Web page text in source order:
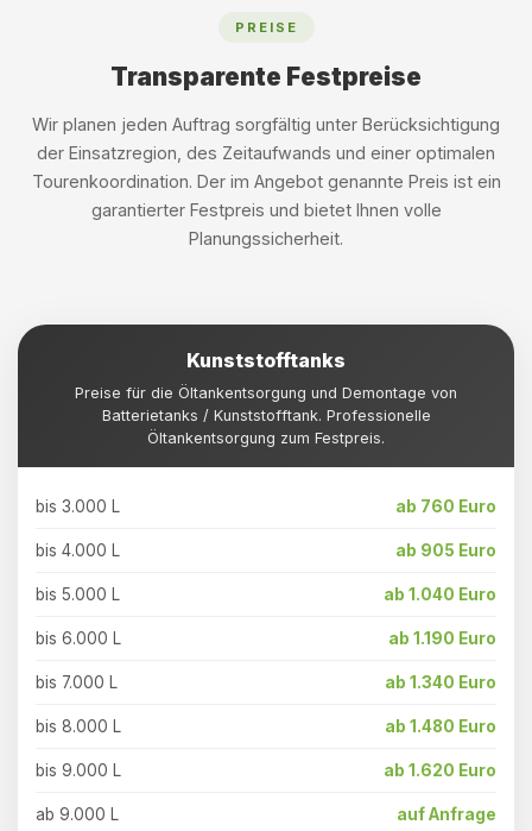
PREISE
Transparente Festpreise
Wir planen jeden Auftrag sorgfältig unter Berücksichtigung
der Einsatzregion, des Zeitaufwands und einer optimalen
Tourenkoordination. Der im Angebot genannte Preis ist ein
garantierter Festpreis und bietet Ihnen volle
Planungssicherheit.
Kunststofftanks
Preise für die Öltankentsorgung und Demontage von
Batterietanks / Kunststofftank. Professionelle
Öltankentsorgung zum Festpreis.
bis 3.000 L ab 760 Euro
bis 4.000 L ab 905 Euro
bis 5.000 L ab 1.040 Euro
bis 6.000 L ab 1.190 Euro
bis 7.000 L ab 1.340 Euro
bis 8.000 L ab 1.480 Euro
bis 9.000 L ab 1.620 Euro
ab 9.000 L auf Anfrage